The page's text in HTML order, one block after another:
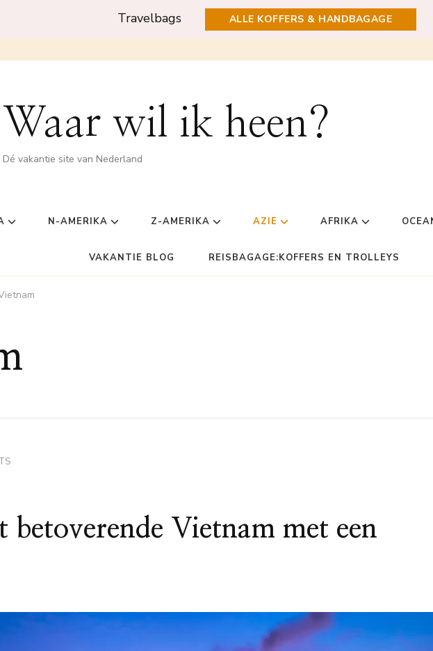
Travelbags ALLE KOFFERS & HANDBAGAGE
Waar wil ik heen?
Dé vakantie site van Nederland
N-AMERIKA Z-AMERIKA AZIE AFRIKA
VAKANTIE BLOG REISBAGAGE:KOFFERS EN TROLLEYS
betoverende Vietnam met een